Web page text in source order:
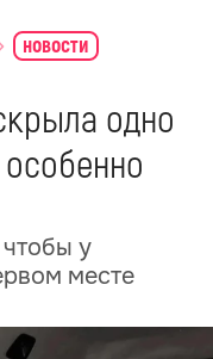
новости
одно
у
месте